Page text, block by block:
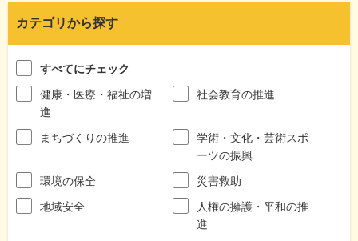
カテゴリから探す
すべてにチェック
健康・医療・福祉の増
進
社会教育の推進
まちづくりの推進
学術・文化・芸術スポ
ーツの振興
環境の保全
災害救助
地域安全
人権の擁護・平和の推
進